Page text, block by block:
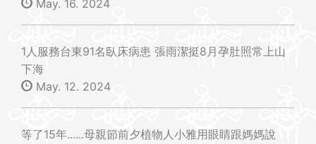
May. 16. 2024
1人服務台東91名臥床病患 張雨潔挺8月孕肚照常上山
下海
May. 12. 2024
等了15年......母親節前夕植物人小雅用眼睛跟媽媽說